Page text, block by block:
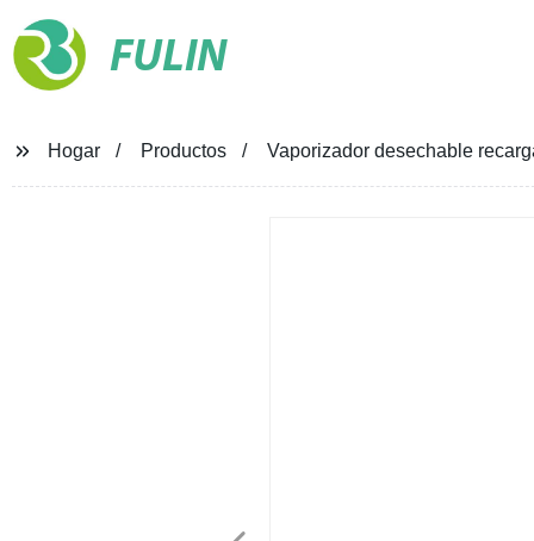
FULIN
Hogar Productos Vaporizador desechable